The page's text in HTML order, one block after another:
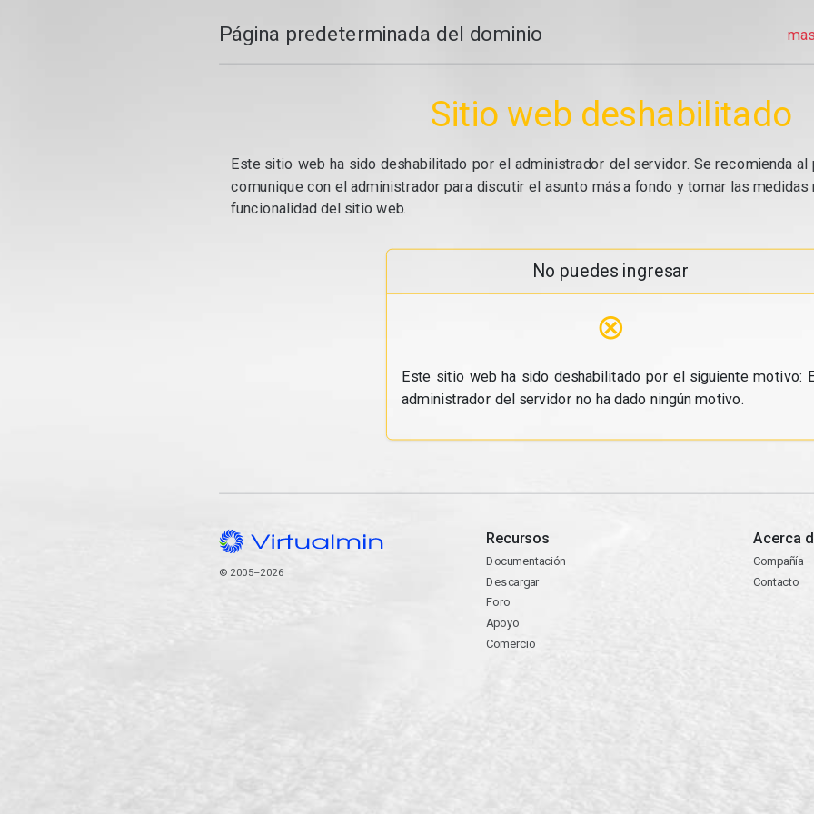
Página predeterminada del dominio
Sitio web deshabilitado
Este sitio web ha sido deshabilitado por el administrador del servidor. Se recomienda
comunique con el administrador para discutir el asunto más a fondo y tomar las medidas
funcionalidad del sitio web.
No puedes ingresar
⊗
Este sitio web ha sido deshabilitado por el siguiente motivo:
administrador del servidor no ha dado ningún motivo.
© 2005–2026
Recursos
Documentación
Descargar
Foro
Apoyo
Comercio
Acerca
Compañía
Contacto